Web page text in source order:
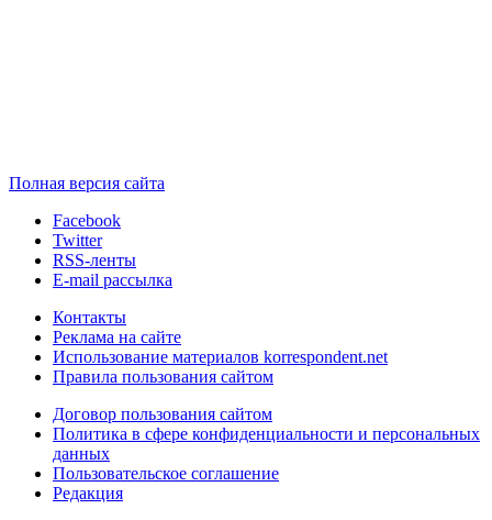
Полная версия сайта
Facebook
Twitter
RSS-ленты
E-mail рассылка
Контакты
Реклама на сайте
Использование материалов korrespondent.net
Правила пользования сайтом
Договор пользования сайтом
Политика в сфере конфиденциальности и персональных
данных
Пользовательское соглашение
Редакция